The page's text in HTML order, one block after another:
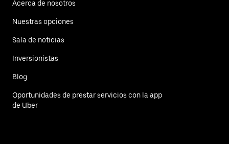
Acerca de nosotros
Nuestras opciones
Sala de noticias
Inversionistas
Blog
Oportunidades de prestar servicios con la app
de Uber